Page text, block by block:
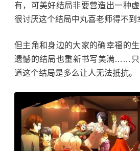
有，可美好结局非要营造出一种
很讨厌这个结局中丸喜老师得不到
但主角和身边的大家的确幸福的
遗憾的结局也重新书写美满……只
道这个结局是多么让人无法抵抗。